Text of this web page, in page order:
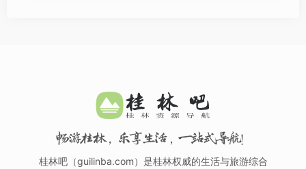
畅游桂林，乐享生活，一站式导航！
桂林吧（guilinba.com）是桂林权威的生活与旅游综合